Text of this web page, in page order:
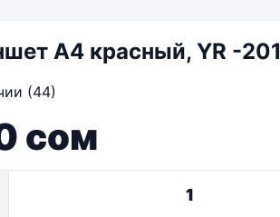
А4 красный, YR -201
(44)
сом
1